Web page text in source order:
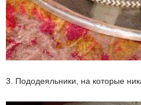
3. Пододеяльники, на которые